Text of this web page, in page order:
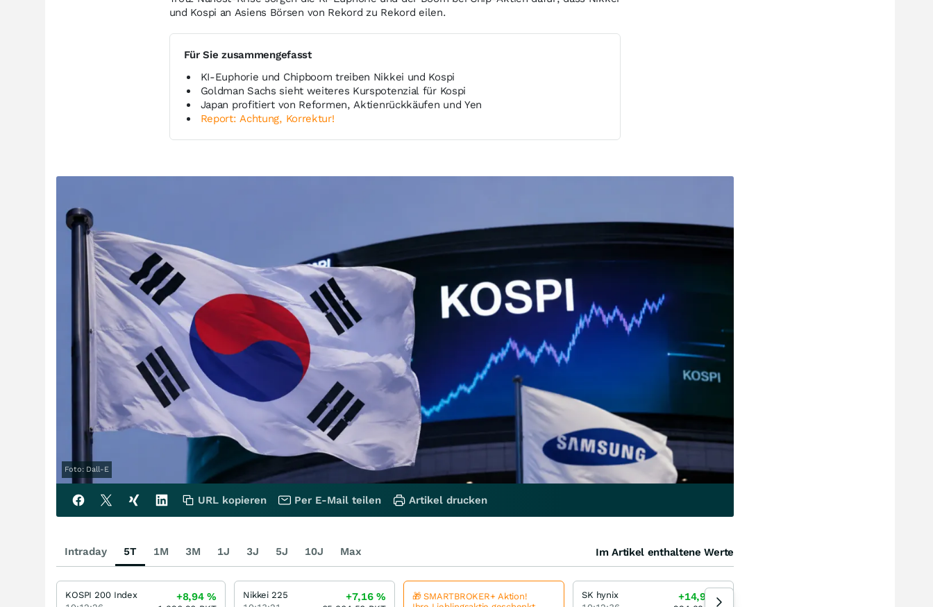
und Kospi an Asiens Börsen von Rekord zu Rekord eilen.
Für Sie zusammengefasst
KI‑Euphorie und Chipboom treiben Nikkei und Kospi
Goldman Sachs sieht weiteres Kurspotenzial für Kospi
Japan profitiert von Reformen, Aktienrückkäufen und Yen
Report: Achtung, Korrektur!
Foto: Dall-E
URL kopieren Per E-Mail teilen Artikel drucken
Intraday 5T 1M 3M 1J 3J 5J 10J Max Im Artikel enthaltene Werte
KOSPI 200 Index
+8,94%
Nikkei 225
+7,16%
🎁 SMARTBROKER+ Aktion!
SK hynix
+14,95 %